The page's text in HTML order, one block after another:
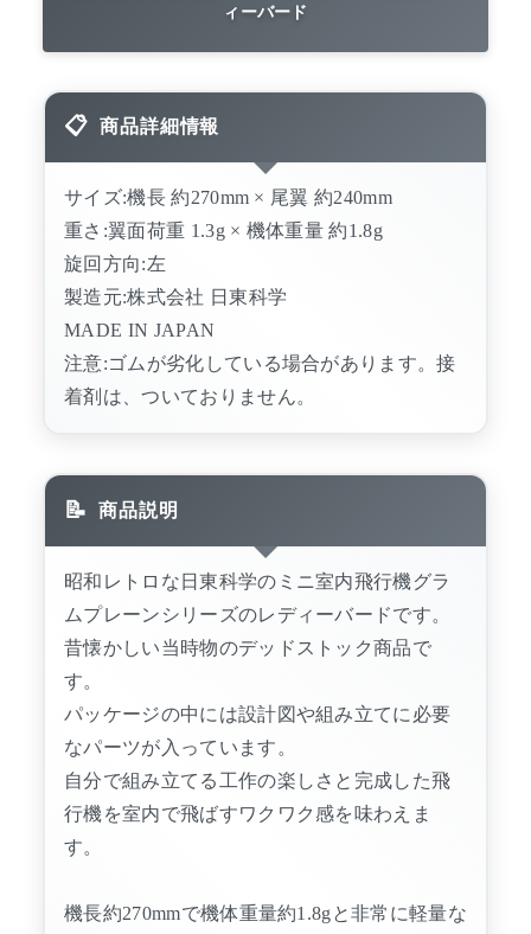
ィーバード
商品詳細情報
サイズ:機長 約270mm × 尾翼 約240mm
重さ:翼面荷重 1.3g × 機体重量 約1.8g
旋回方向:左
製造元:株式会社 日東科学
MADE IN JAPAN
注意:ゴムが劣化している場合があります。接
着剤は、ついておりません。
商品説明
昭和レトロな日東科学のミニ室内飛行機グラ
ムプレーンシリーズのレディーバードです。
昔懐かしい当時物のデッドストック商品で
す。
パッケージの中には設計図や組み立てに必要
なパーツが入っています。
自分で組み立てる工作の楽しさと完成した飛
行機を室内で飛ばすワクワク感を味わえま
す。
機長約270mmで機体重量約1.8gと非常に軽量な